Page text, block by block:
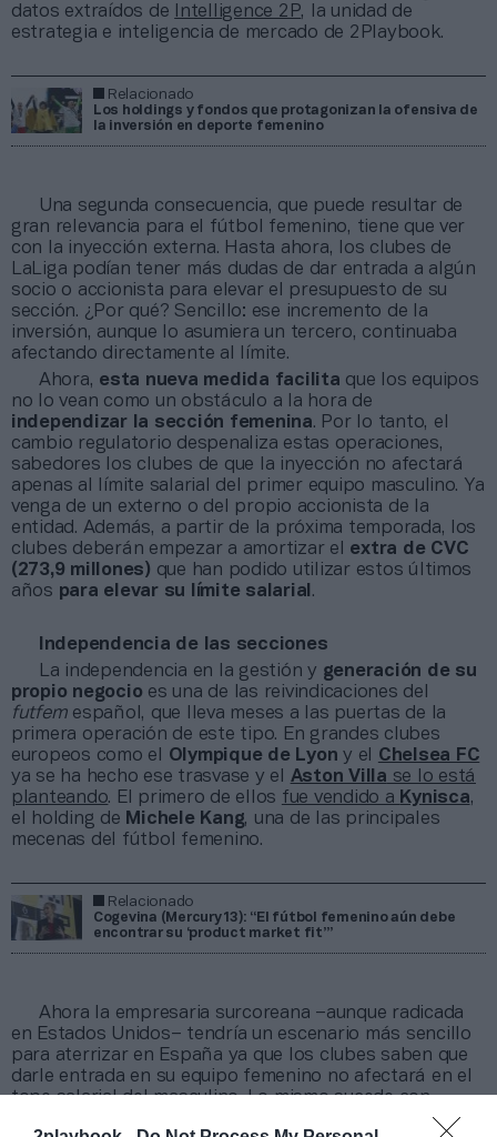
datos extraídos de
Intelligence 2P, la unidad de
estrategia e inteligencia de mercado de 2Playbook.
Relacionado
Los holdings y fondos que protagonizan la ofensiva de
la inversión en deporte femenino
Una segunda consecuencia, que puede resultar de
gran relevancia para el fútbol femenino, tiene que ver
con la inyección externa. Hasta ahora, los clubes de
LaLiga podían tener más dudas de dar entrada a algún
socio o accionista para elevar el presupuesto de su
sección. ¿Por qué? Sencillo: ese incremento de la
inversión, aunque lo asumiera un tercero, continuaba
afectando directamente al límite.
Ahora, esta nueva medida facilita que los equipos
no lo vean como un obstáculo a la hora de
independizar la sección femenina. Por lo tanto, el
cambio regulatorio despenaliza estas operaciones,
sabedores los clubes de que la inyección no afectará
apenas al límite salarial del primer equipo masculino. Ya
venga de un externo o del propio accionista de la
entidad. Además, a partir de la próxima temporada, los
clubes deberán empezar a amortizar el extra de CVC
(273,9 millones) que han podido utilizar estos últimos
años para elevar su límite salarial .
Independencia de las secciones
La independencia en la gestión y generación de su
propio negocio es una de las reivindicaciones del
futfemespañol, que lleva meses a las puertas de la
primera operación de este tipo. En grandes clubes
europeos como el Olympique de Lyony el Chelsea FC
ya se ha hecho ese trasvase y el Aston Villa se lo está
planteando. El primero de ellos fue vendido a Kynisca,
el holding de Michele Kang, una de las principales
mecenas del fútbol femenino.
Relacionado
Cogevina (Mercury13): “El fútbol femenino aún debe
encontrar su ‘product market fit’”
Ahora la empresaria surcoreana –aunque radicada
en Estados Unidos– tendría un escenario más sencillo
para aterrizar en España ya que los clubes saben que
darle entrada en su equipo femenino no afectará en el
tope salarial del masculino. Lo mismo sucede con
busca tener un